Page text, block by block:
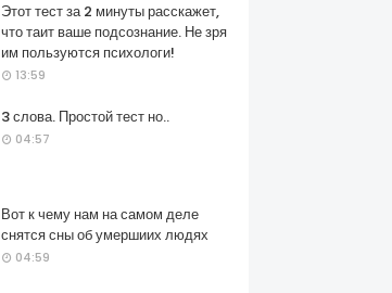
Этот тест за 2 минуты расскажет,
что таит ваше подсознание. Не зря
им пользуются психологи!
13:59
3 слова. Простой тест но..
04:57
Вот к чему нам на самом деле
снятся сны об умершиих людях
04:59